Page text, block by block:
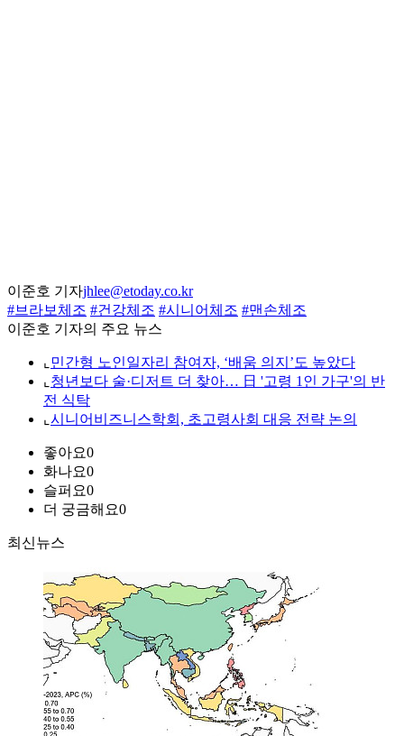
이준호 기자jhlee@etoday.co.kr
#브라보체조 #건강체조 #시니어체조 #맨손체조
이준호 기자의 주요 뉴스
⌞ 민간형 노인일자리 참여자, ‘배움 의지’도 높았다
⌞ 청년보다 술·디저트 더 찾아… 日 '고령 1인 가구'의 반
전 식탁
⌞ 시니어비즈니스학회, 초고령사회 대응 전략 논의
좋아요0
화나요0
슬퍼요0
더 궁금해요0
최신뉴스